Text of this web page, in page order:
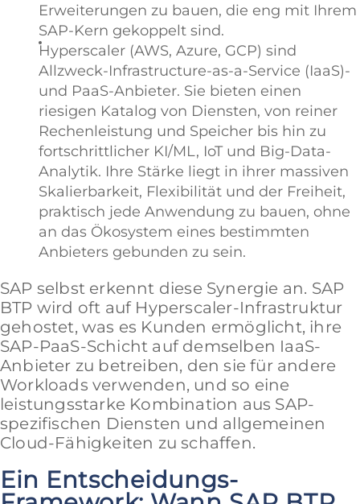
Erweiterungen zu bauen, die eng mit Ihrem
SAP-Kern gekoppelt sind.
Hyperscaler (AWS, Azure, GCP) sind
Allzweck-Infrastructure-as-a-Service (IaaS)-
und PaaS-Anbieter. Sie bieten einen
riesigen Katalog von Diensten, von reiner
Rechenleistung und Speicher bis hin zu
fortschrittlicher KI/ML, IoT und Big-Data-
Analytik. Ihre Stärke liegt in ihrer massiven
Skalierbarkeit, Flexibilität und der Freiheit,
praktisch jede Anwendung zu bauen, ohne
an das Ökosystem eines bestimmten
Anbieters gebunden zu sein.
SAP selbst erkennt diese Synergie an. SAP
BTP wird oft auf Hyperscaler-Infrastruktur
gehostet, was es Kunden ermöglicht, ihre
SAP-PaaS-Schicht auf demselben IaaS-
Anbieter zu betreiben, den sie für andere
Workloads verwenden, und so eine
leistungsstarke Kombination aus SAP-
spezifischen Diensten und allgemeinen
Cloud-Fähigkeiten zu schaffen.
Ein Entscheidungs-